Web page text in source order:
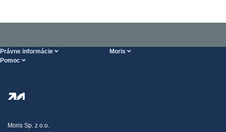
Právne informácie Moris
Pomoc
Doprava
Sťažnosti
Moris Sp. z o.o.